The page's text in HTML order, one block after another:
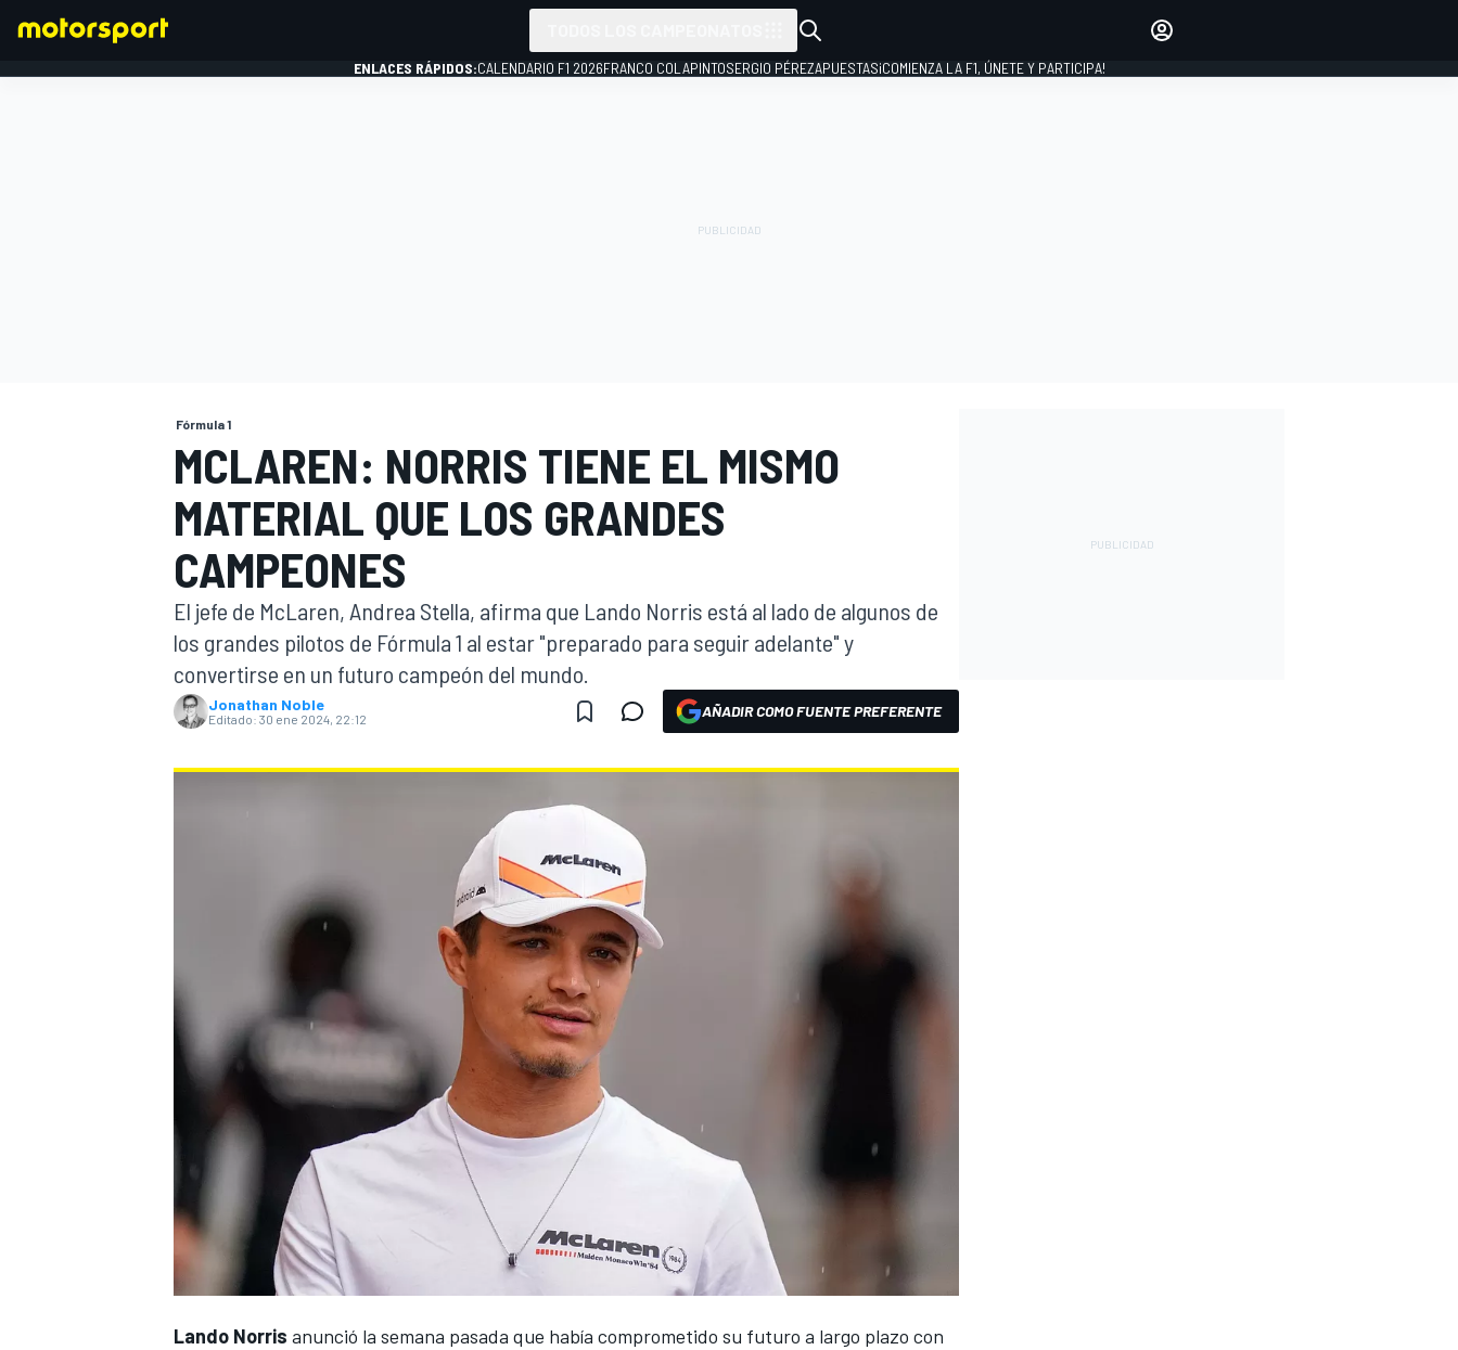
INDYCAR
NASCAR CUP
INICIAR SESIÓN
ENLACES RÁPIDOS:CALENDARIO F1 2026FRANCO COLAPINTOSERGIO PÉREZAPUESTAS¡COMIENZA LA F1, ÚNETE Y PARTICIPA!
Fórmula 1
MCLAREN: NORRIS TIENE EL MISMO
MATERIAL QUE LOS GRANDES
CAMPEONES
El jefe de McLaren, Andrea Stella, afirma que Lando Norris está al lado de algunos de
los grandes pilotos de Fórmula 1 al estar "preparado para seguir adelante" y
convertirse en un futuro campeón del mundo.
Jonathan Noble
Editado: 30 ene 2024, 22:12 AÑADIR COMO FUENTE PREFERENTE
Lando Norris anunció la semana pasada que había comprometido su futuro a largo plazo con